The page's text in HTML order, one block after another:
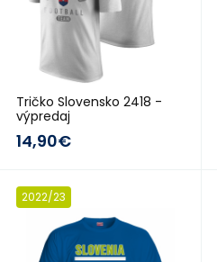
Tričko Slovensko 2418 -
výpredaj
14,90€
2022/23